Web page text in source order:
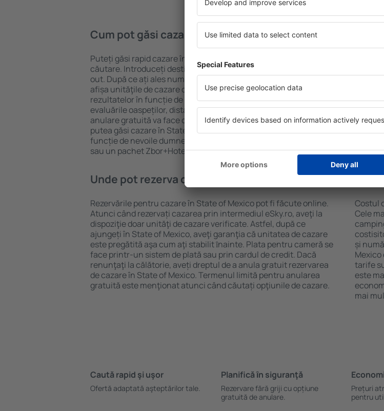
Cum pot găsi cazare în State of Mexico?
Puteți găsi rapid cazare în State of Mexico folosind un motor de
căutare. Introduceți destinația și datele de check-in și check-
out. După ce ați ales numărul de persoane, motorul de căutare va
afișa unităţile de cazare disponibile în State of Mexico. Filtrarea
rezultatelor în funcție de tipul proprietăţii, numărul de stele,
evaluările oaspeților, distanța față de centru și opțiunea de
anulare gratuită va face căutarea mult mai ușoară. Astfel veți
putea găsi cazare în State of Mexico în doar câteva minute. În
funcție de nevoile dumneavoastră, puteți rezerva doar cazare
sau un pachet Zbor+Hotel.
Ce
cu
cazare
Unde pot rezerva cazare în State of Mexico?
Rezervările pentru cazare în State of Mexico pot fi făcute online.
Atunci când rezervați cazarea prin intermediul eSky.ro, aveţi la
dispoziţie doar unităţi de cazare verificate. Astfel, după ce
ajungeți în State of Mexico, aveţi garanţia că unitatea de cazare
este pregătită aşa cum aţi stabilit ȋnainte. Plata pentru cameră se
face printr-un sistem de plată sau prin cardul de credit. Dacă
renunţaţi la călătorie, aveți dreptul de a anula gratuit rezervarea
de cazare în State of Mexico. Termenul limită pentru anularea
gratuită este menţionat atunci când căutați opţiunile de cazare.
Cât
Costul
Cele
și
tarife
este
mai
Caută rapid şi uşor
Ofertă adaptată aşteptărilor tale.
Planifică ȋn siguranţă
Rezervare fără griji cu opțiune
gratuită de anulare.
Prețuri
pentru